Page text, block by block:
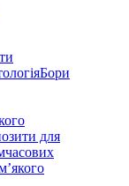
Бори
для